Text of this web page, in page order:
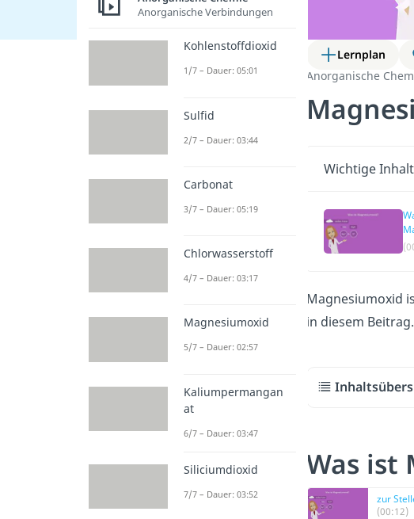
Lernplan
Anorganische
Wichtige
Magnesiumoxid
in diesem
Was ist
zur
(00:12)
Anorganische Verbindungen
Kohlenstoffdioxid
1/7 – Dauer: 05:01
Sulfid
2/7 – Dauer: 03:44
Carbonat
3/7 – Dauer: 05:19
Chlorwasserstoff
4/7 – Dauer: 03:17
Magnesiumoxid
5/7 – Dauer: 02:57
Kaliumpermangan
at
6/7 – Dauer: 03:47
Siliciumdioxid
7/7 – Dauer: 03:52